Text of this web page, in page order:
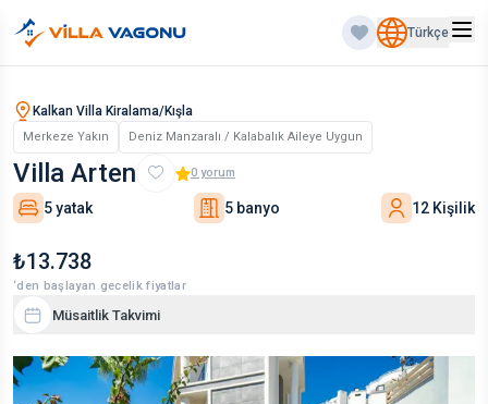
Türkçe
Kalkan Villa Kiralama/Kışla
Merkeze Yakın Deniz Manzaralı / Kalabalık Aileye Uygun
Villa Arten 0 yorum
5 yatak 5 banyo 12 Kişilik
₺13.738
‘den başlayan gecelik fiyatlar
Müsaitlik Takvimi